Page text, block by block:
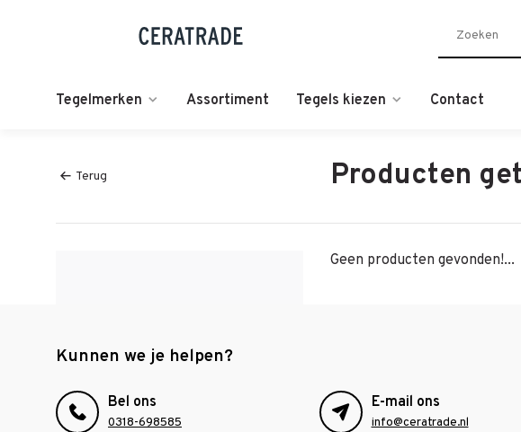
Tegelmerken Assortiment Tegels kiezen Contact
Terug Producten
Geen producten gevonden!...
Kunnen we je helpen?
Bel ons
0318-698585
E-mail ons
info@ceratrade.nl